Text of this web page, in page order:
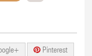
Pinterest